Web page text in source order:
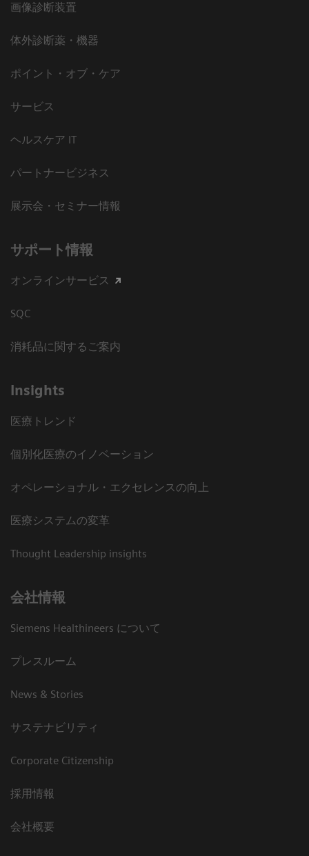
画像診断装置
体外診断薬・機器
ポイント・オブ・ケア
サービス
ヘルスケア IT
パートナービジネス
展示会・セミナー情報
サポート情報
オンラインサービス
SQC
消耗品に関するご案内
Insights
医療トレンド
個別化医療のイノベーション
オペレーショナル・エクセレンスの向上
医療システムの変革
Thought Leadership insights
会社情報
Siemens Healthineers について
プレスルーム
News & Stories
サステナビリティ
Corporate Citizenship
採用情報
会社概要